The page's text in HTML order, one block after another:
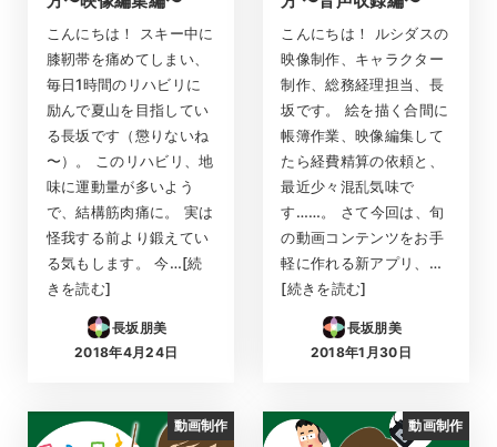
こんにちは！ スキー中に
膝靭帯を痛めてしまい、
毎日1時間のリハビリに
励んで夏山を目指してい
る長坂です（懲りないね
〜）。 このリハビリ、地
味に運動量が多いよう
で、結構筋肉痛に。 実は
怪我する前より鍛えてい
る気もします。 今…[続
きを読む]
長坂朋美
投稿日
2018年4月24日
こんにちは！ ルシダスの
映像制作、キャラクター
制作、総務経理担当、長
坂です。 絵を描く合間に
帳簿作業、映像編集して
たら経費精算の依頼と、
最近少々混乱気味で
す……。 さて今回は、旬
の動画コンテンツをお手
軽に作れる新アプリ、…
[続きを読む]
長坂朋美
投稿日
2018年1月30日
動画制作 動画制作